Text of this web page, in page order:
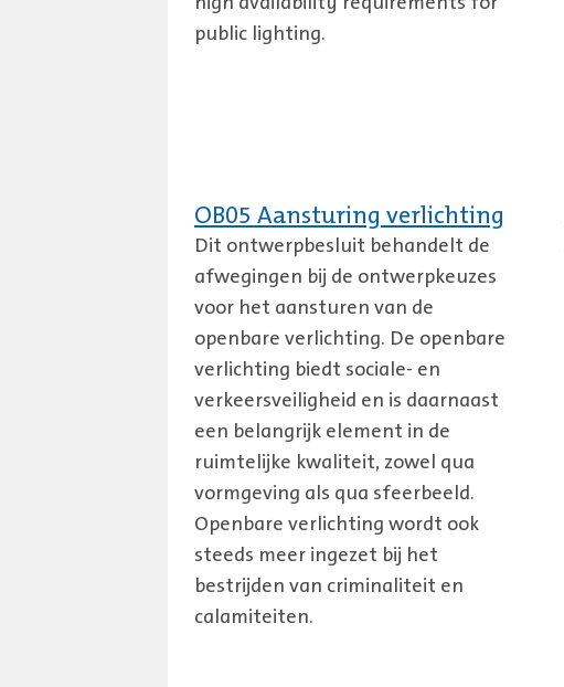
public lighting.
OB05 Aansturing verlichting
Dit ontwerpbesluit behandelt de
afwegingen bij de ontwerpkeuzes
voor het aansturen van de
openbare verlichting. De openbare
verlichting biedt sociale- en
verkeersveiligheid en is daarnaast
een belangrijk element in de
ruimtelijke kwaliteit, zowel qua
vormgeving als qua sfeerbeeld.
Openbare verlichting wordt ook
steeds meer ingezet bij het
bestrijden van criminaliteit en
calamiteiten.